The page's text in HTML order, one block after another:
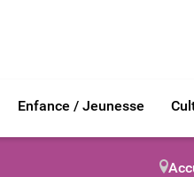
Enfance / Jeunesse